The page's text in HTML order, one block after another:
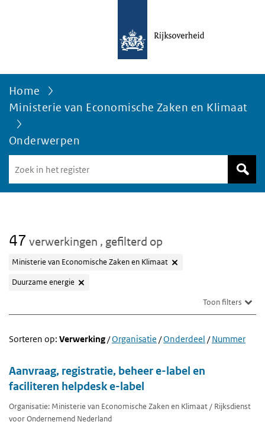
Home
Ministerie van Economische Zaken en Klimaat
Onderwerpen
in
het
47 verwerkingen , gefilterd op
Ministerie van Economische Zaken en Klimaat
Duurzame energie
Toon filters
Sorteren op: Verwerking/Organisatie /Onderdeel /Nummer
Aanvraag, registratie, beheer e-label en
faciliteren helpdesk e-label
Organisatie: Ministerie van Economische Zaken en Klimaat / Rijksdienst
voor Ondernemend Nederland